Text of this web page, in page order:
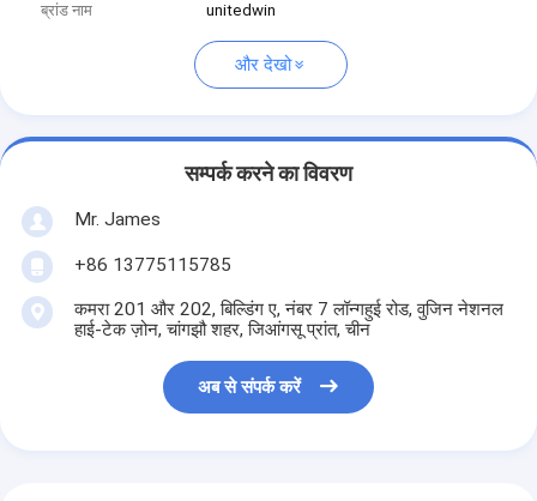
ब्रांड नाम
unitedwin
और देखो
सम्पर्क करने का विवरण
Mr. James
+86 13775115785
कमरा 201 और 202, बिल्डिंग ए, नंबर 7 लॉन्गहुई रोड, वुजिन नेशनल
हाई-टेक ज़ोन, चांगझौ शहर, जिआंगसू प्रांत, चीन
अब से संपर्क करें